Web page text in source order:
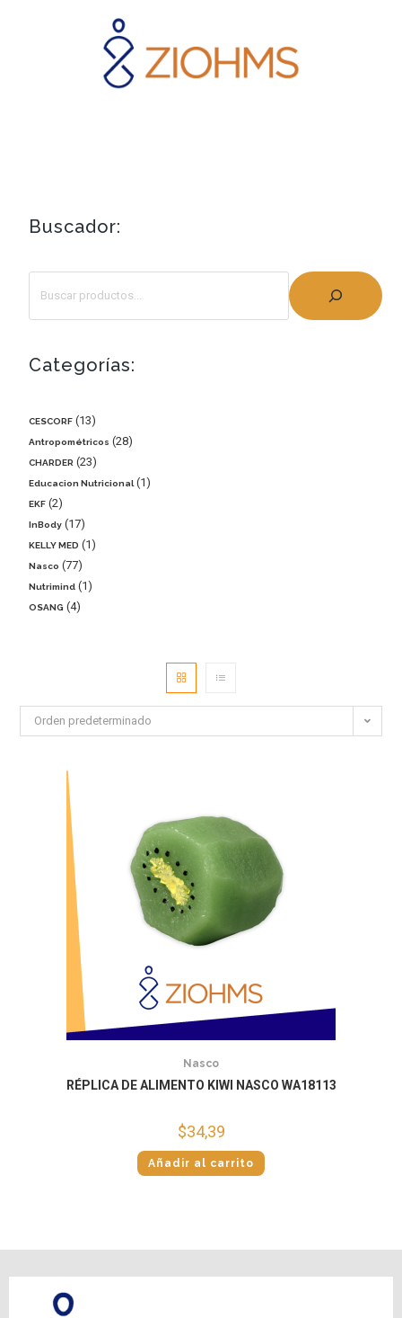
Buscador:
Categorías:
CESCORF 13
Antropométricos 28
CHARDER 23
Educacion Nutricional 1
EKF 2
InBody 17
KELLY MED 1
Nasco 77
Nutrimind 1
OSANG 4
Orden predeterminado
Nasco
RÉPLICA DE ALIMENTO KIWI NASCO WA18113
$34,39
Añadir al carrito